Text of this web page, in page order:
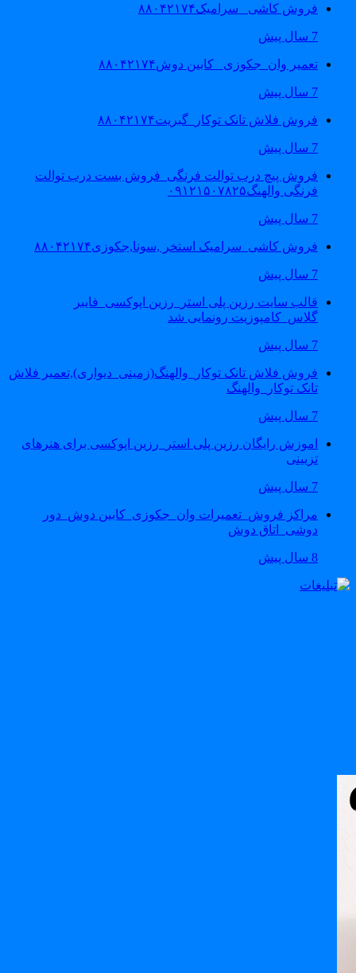
فروش کاشی _سرامیک۸۸۰۴۲۱۷۴
تعمیر وان_جکوزی_ کابین دوش۸۸۰۴۲۱۷۴
فروش فلاش تانک توکار_گبریت۸۸۰۴۲۱۷۴
فروش پیچ درب توالت فرنگی_فروش بست درب توالت
فرنگی والهنگ۰۹۱۲۱۵۰۷۸۲۵
فروش کاشی_سرامیک استخر ,سونا,جکوزی۸۸۰۴۲۱۷۴
قالب سایت رزین پلی استر_رزین اپوکسی_فایبر
گلاس_کامپوزیت رونمایی شد
فروش فلاش تانک توکار_والهنگ(زمینی_دیواری),تعمیر فلاش
تانک توکار_والهنگ
اموزش رایگان رزین پلی استر_رزین اپوکسی برای هنرهای
تزیینی
مراکز فروش_تعمیرات وان_جکوزی_کابین دوش_دور
دوشی_اتاق دوش